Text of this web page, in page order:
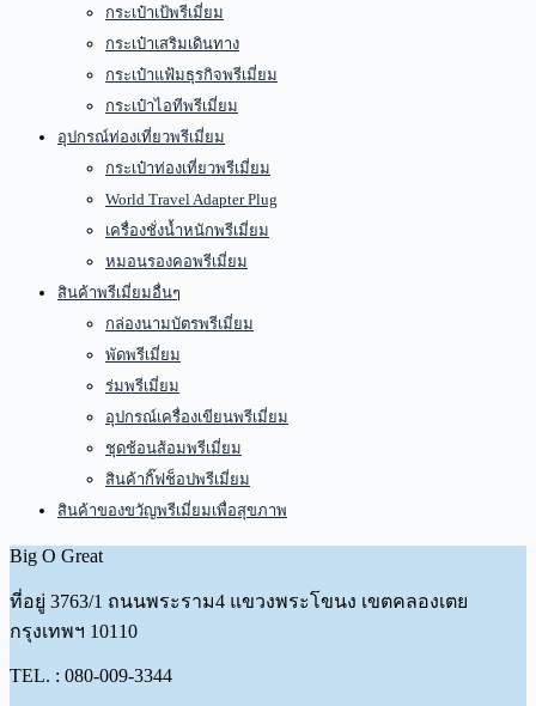
กระเป๋าเป้พรีเมี่ยม
กระเป๋าเสริมเดินทาง
กระเป๋าแฟ้มธุรกิจพรีเมี่ยม
กระเป๋าไอทีพรีเมี่ยม
อุปกรณ์ท่องเที่ยวพรีเมี่ยม
กระเป๋าท่องเที่ยวพรีเมี่ยม
World Travel Adapter Plug
เครื่องชั่งน้ำหนักพรีเมี่ยม
หมอนรองคอพรีเมี่ยม
สินค้าพรีเมี่ยมอื่นๆ
กล่องนามบัตรพรีเมี่ยม
พัดพรีเมี่ยม
ร่มพรีเมี่ยม
อุปกรณ์เครื่องเขียนพรีเมี่ยม
ชุดช้อนส้อมพรีเมี่ยม
สินค้ากิ๊ฟช็อปพรีเมี่ยม
สินค้าของขวัญพรีเมี่ยมเพื่อสุขภาพ
Big O Great
ที่อยู่ 3763/1 ถนนพระราม4 แขวงพระโขนง เขตคลองเตย
กรุงเทพฯ 10110
TEL. : 080-009-3344